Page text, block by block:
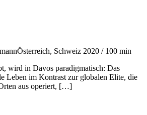
Österreich, Schweiz 2020 / 100 min
wird in Davos paradigmatisch: Das
Leben im Kontrast zur globalen Elite, die
aus operiert, […]